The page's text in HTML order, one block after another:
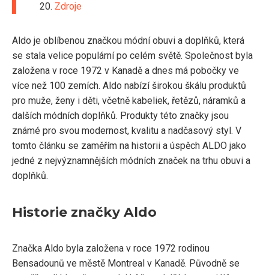
Zdroje
Aldo je oblíbenou značkou módní obuvi a doplňků, která
se stala velice populární po celém světě. Společnost byla
založena v roce 1972 v Kanadě a dnes má pobočky ve
více než 100 zemích. Aldo nabízí širokou škálu produktů
pro muže, ženy i děti, včetně kabeliek, řetězů, náramků a
dalších módních doplňků. Produkty této značky jsou
známé pro svou modernost, kvalitu a nadčasový styl. V
tomto článku se zaměřím na historii a úspěch ALDO jako
jedné z nejvýznamnějších módních značek na trhu obuvi a
doplňků.
Historie značky Aldo
Značka Aldo byla založena v roce 1972 rodinou
Bensadounů ve městě Montreal v Kanadě. Původně se